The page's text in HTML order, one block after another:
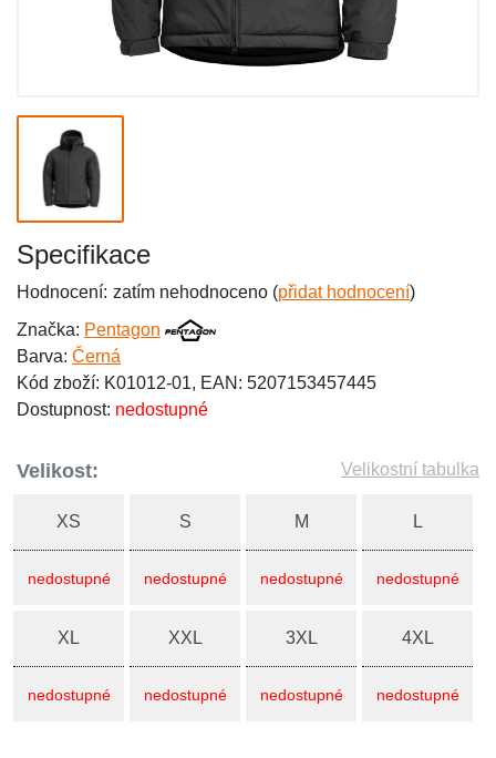
Specifikace
Hodnocení: zatím nehodnoceno (přidat hodnocení)
Značka: Pentagon
Barva: Černá
Kód zboží: K01012-01, EAN: 5207153457445
Dostupnost: nedostupné
Velikost: Velikostní tabulka
XS
nedostupné
S
nedostupné
M
nedostupné
L
nedostupné
XL
nedostupné
XXL
nedostupné
3XL
nedostupné
4XL
nedostupné